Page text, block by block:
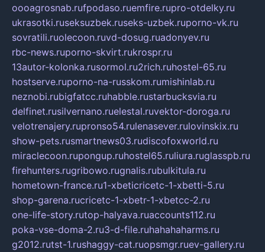
oooagrosnab.rufpodaso.ruemfire.rupro-otdelky.ru
ukrasotki.ruseksuzbek.ruseks-uzbek.ruporno-vk.ru
sovratili.ruolecoon.ruvd-dosug.ruadonyev.ru
rbc-news.ruporno-skvirt.rukrospr.ru
13autor-kolonka.rusormol.ru2rich.ruhostel-65.ru
hostserve.ruporno-na-russkom.rumishinlab.ru
neznobi.rubigfatcc.ruhabble.rustarbucksvia.ru
delfinet.rusilvernano.ruelestal.ruvektor-doroga.ru
velotrenajery.rupronso54.rulenasever.rulovinskix.ru
show-pets.rusmartnews03.rudiscofoxworld.ru
miraclecoon.rupongup.ruhostel65.ruliura.ruglasspb.ru
firehunters.rugribowo.rugnalis.rubulkitula.ru
hometown-france.ru1-xbeticricetc-1-xbetti-5.ru
shop-garena.rucricetc-1-xbetr-1-xbetcc-2.ru
one-life-story.rutop-halyava.ruaccounts112.ru
poka-vse-doma-2.ru3-d-file.ruhahahaharms.ru
g2012.rutst-1.rushaggy-cat.ruopsmgr.ruev-gallery.ru